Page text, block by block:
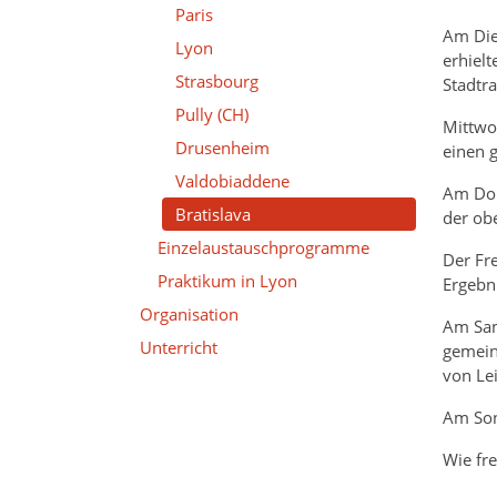
Am
einen
Am
der
Der
Am
von
Am
Wie
Paris
Lyon
Strasbourg
Pully (CH)
Drusenheim
Valdobiaddene
Bratislava
Einzelaustauschprogramme
Praktikum in Lyon
Organisation
Unterricht